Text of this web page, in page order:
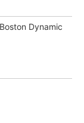
Dynamic